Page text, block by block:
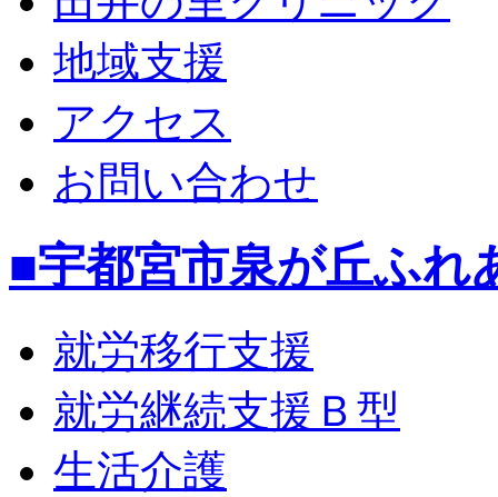
地域支援
アクセス
お問い合わせ
■宇都宮市泉が丘ふれ
就労移行支援
就労継続支援Ｂ型
生活介護